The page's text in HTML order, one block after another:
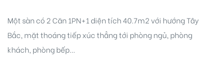
Một sàn có 2 Căn 1PN+1 diện tích 40.7m2 với hướng Tây
Bắc, mặt thoáng tiếp xúc thẳng tới phòng ngủ, phòng
khách, phòng bếp…